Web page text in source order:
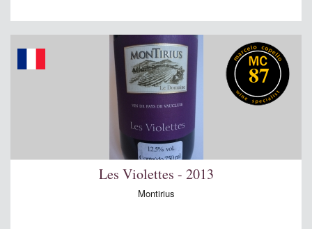
87
Les Violettes - 2013
Montirius